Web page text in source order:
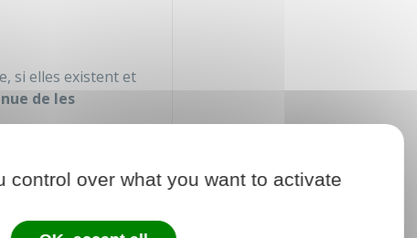
si elles existent et
de les
suivantes:
over what you want to activate